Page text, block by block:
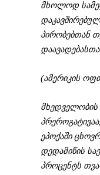
მხოლოდ
პირობებთან
(ამერიკის
მხედველობის
ეპოქაში
დედამიწის
პროცენტს